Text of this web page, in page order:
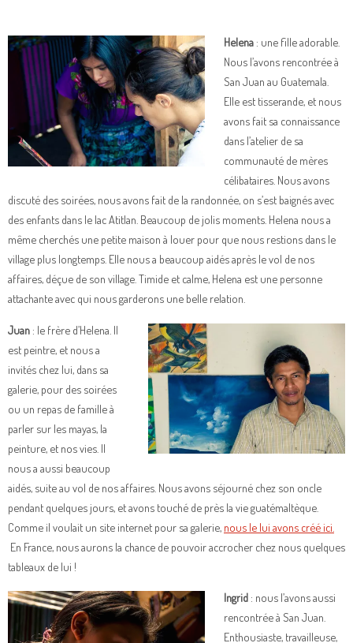
Helena : une fille adorable.
Nous l’avons rencontrée à
San Juan au Guatemala.
Elle est tisserande, et nous
avons fait sa connaissance
dans l’atelier de sa
communauté de mères
célibataires. Nous avons
discuté des soirées, nous avons fait de la randonnée, on s’est baignés avec
des enfants dans le lac Atitlan. Beaucoup de jolis moments. Helena nous a
même cherchés une petite maison à louer pour que nous restions dans le
village plus longtemps. Elle nous a beaucoup aidés après le vol de nos
affaires, déçue de son village. Timide et calme, Helena est une personne
attachante avec qui nous garderons une belle relation.
Juan : le frère d’Helena. Il
est peintre, et nous a
invités chez lui, dans sa
galerie, pour des soirées
ou un repas de famille à
parler sur les mayas, la
peinture, et nos vies. Il
nous a aussi beaucoup
aidés, suite au vol de nos affaires. Nous avons séjourné chez son oncle
pendant quelques jours, et avons touché de près la vie guatémaltèque.
Comme il voulait un site internet pour sa galerie, nous le lui avons créé ici.
En France, nous aurons la chance de pouvoir accrocher chez nous quelques
tableaux de lui !
Ingrid : nous l’avons aussi
rencontrée à San Juan.
Enthousiaste, travailleuse,